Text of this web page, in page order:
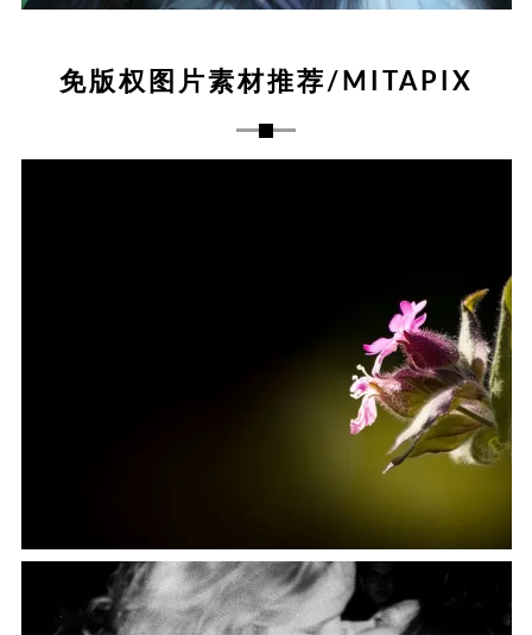
免版权图片素材推荐/MITAPIX